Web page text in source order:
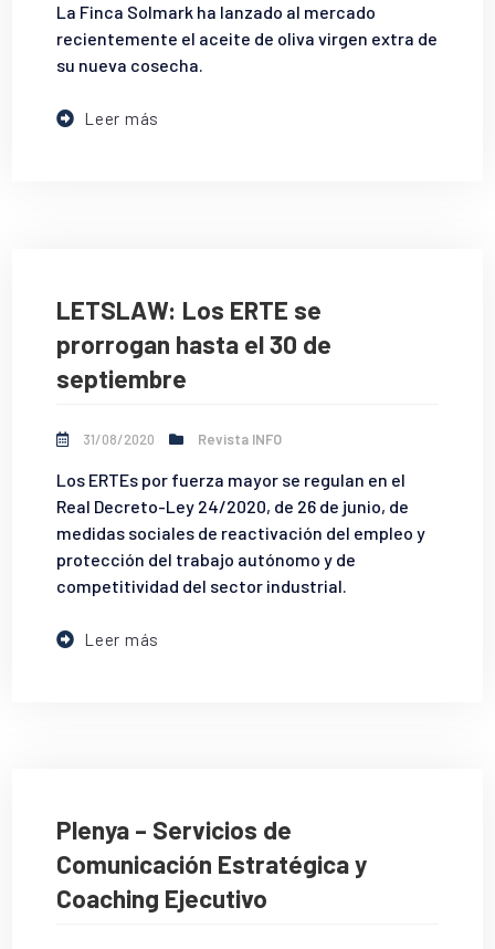
La Finca Solmark ha lanzado al mercado
recientemente el aceite de oliva virgen extra de
su nueva cosecha.
Leer más
LETSLAW: Los ERTE se
prorrogan hasta el 30 de
septiembre
31/08/2020 Revista INFO
Los ERTEs por fuerza mayor se regulan en el
Real Decreto-Ley 24/2020, de 26 de junio, de
medidas sociales de reactivación del empleo y
protección del trabajo autónomo y de
competitividad del sector industrial.
Leer más
Plenya – Servicios de
Comunicación Estratégica y
Coaching Ejecutivo